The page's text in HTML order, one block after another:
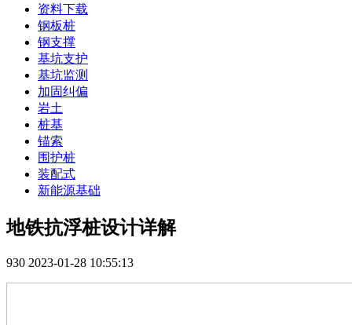
资料下载
钢板桩
钢支撑
基坑支护
基坑监测
加固纠偏
岩土
桩基
锚索
围护桩
装配式
新能源基础
地铁抗浮桩设计详解
930 2023-01-28 10:55:13